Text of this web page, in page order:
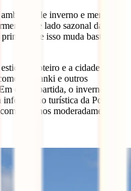
de inverno e mercado
este lado sazonal da
e isso muda bastante a
o roteiro e a cidade ganha
o Wianki e outros
contrapartida, o inverno pede
informação turística da Polónia
invernos moderadamente